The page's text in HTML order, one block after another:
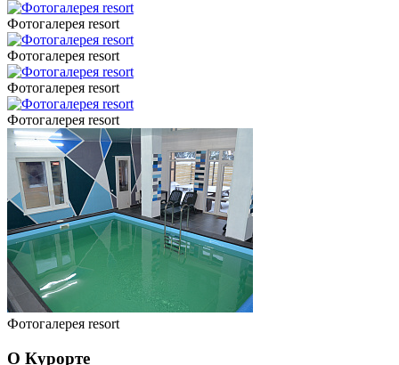
Фотогалерея resort
Фотогалерея resort
Фотогалерея resort
Фотогалерея resort
Фотогалерея resort
О Курорте